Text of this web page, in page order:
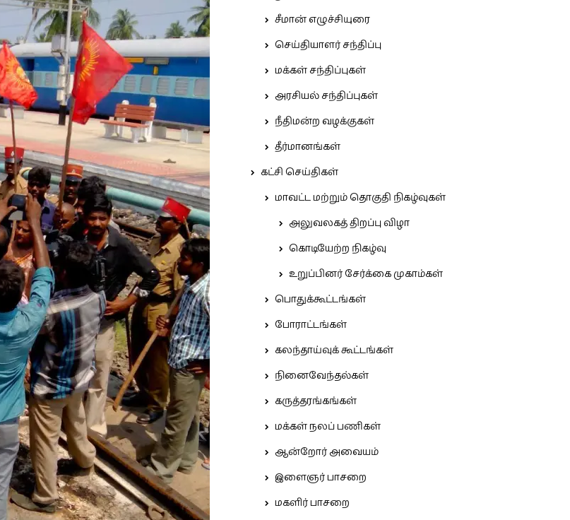
சீமான் எழுச்சியுரை
செய்தியாளர் சந்திப்பு
மக்கள் சந்திப்புகள்
அரசியல் சந்திப்புகள்
நீதிமன்ற வழக்குகள்
தீர்மானங்கள்
கட்சி செய்திகள்
மாவட்ட மற்றும் தொகுதி நிகழ்வுகள்
அலுவலகத் திறப்பு விழா
கொடியேற்ற நிகழ்வு
உறுப்பினர் சேர்க்கை முகாம்கள்
பொதுக்கூட்டங்கள்
போராட்டங்கள்
கலந்தாய்வுக் கூட்டங்கள்
நினைவேந்தல்கள்
கருத்தரங்கங்கள்
மக்கள் நலப் பணிகள்
ஆன்றோர் அவையம்
இளைஞர் பாசறை
மகளிர் பாசறை